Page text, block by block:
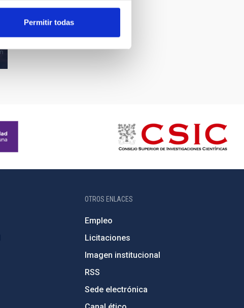
Permitir todas
OTROS ENLACES
Empleo
Licitaciones
Imagen institucional
RSS
Sede electrónica